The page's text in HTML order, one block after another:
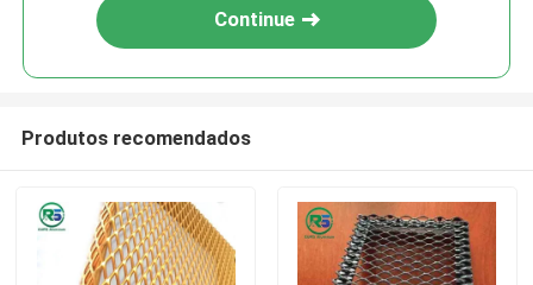
Continue
Produtos recomendados